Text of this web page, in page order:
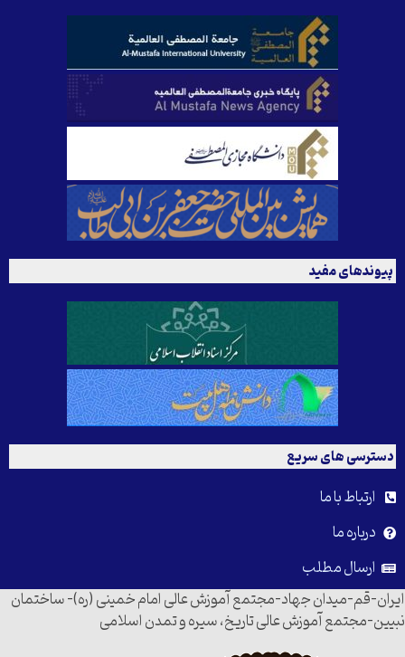
پیوندهای مفید
دسترسی های سریع
ارتباط با ما
درباره ما
ارسال مطلب
ایران-قم-میدان جهاد-مجتمع آموزش عالی امام خمینی (ره)- ساختمان
نبیین-مجتمع آموزش عالی تاریخ، سیره و تمدن اسلامی